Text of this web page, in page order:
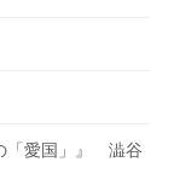
「愛国」』 澁谷